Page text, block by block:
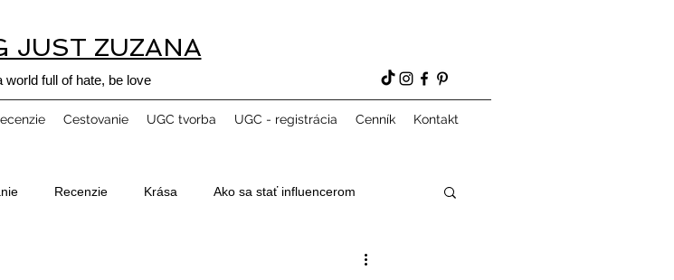
JUST ZUZANA
world full of hate, be love
Cestovanie UGC tvorba UGC - registrácia Cenník Kontakt
Recenzie Krása Ako sa stať influencerom